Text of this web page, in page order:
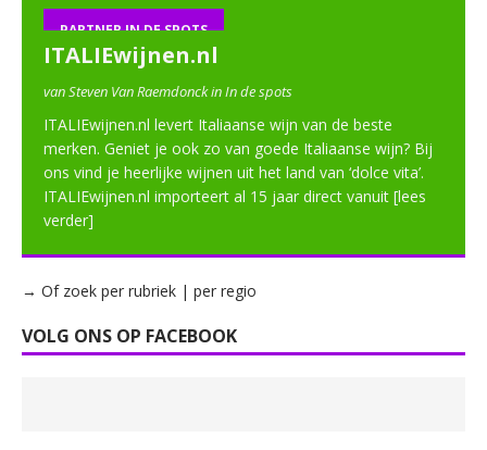
PARTNER IN DE SPOTS
ITALIEwijnen.nl
van Steven Van Raemdonck in In de spots
ITALIEwijnen.nl levert Italiaanse wijn van de beste
merken. Geniet je ook zo van goede Italiaanse wijn? Bij
ons vind je heerlijke wijnen uit het land van ‘dolce vita’.
ITALIEwijnen.nl importeert al 15 jaar direct vanuit [lees
verder]
→ Of zoek per rubriek | per regio
VOLG ONS OP FACEBOOK